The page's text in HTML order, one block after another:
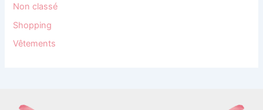
Non classé
Shopping
Vêtements